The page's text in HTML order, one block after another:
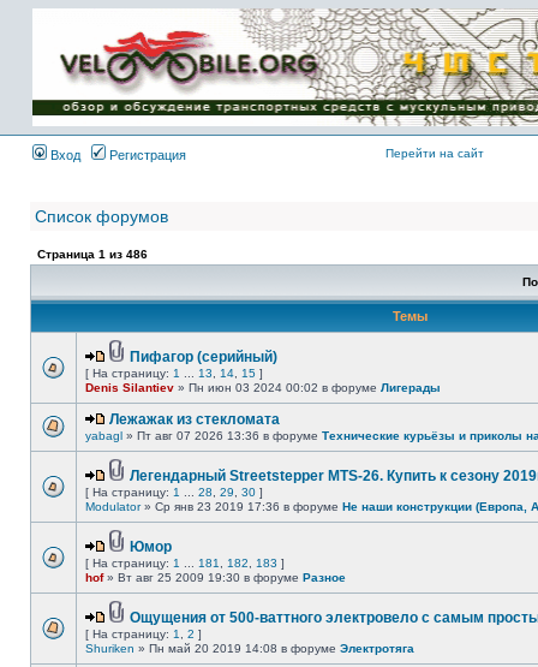
Имя пользователя:
Пароль:
{ LOG_ME_IN_SHORT
}
Вход
Регистрация Перейти на сайт
Список форумов
Страница 1 из 486
Темы
Пифагор (серийный)
[ На страницу: 1 13 14 15 ]
Denis Silantiev » Пн июн 03 2024 00:02 в форуме Лигерады
Лежажак из стекломата
yabagl » Пт авг 07 2026 13:36 в форуме Технические курьёзы и приколы
Легендарный Streetstepper MTS-26. Купить к сезону
[ На страницу: 1 28 29 30 ]
Modulator» Ср янв 23 2019 17:36 в форуме Не наши конструкции (Европа,
Юмор
[ На страницу: 1 181 182 183 ]
hof» Вт авг 25 2009 19:30 в форуме Разное
Ощущения от 500-ваттного электровело с самым
[ На страницу: 1 2 ]
Shuriken » Пн май 20 2019 14:08 в форуме Электротяга